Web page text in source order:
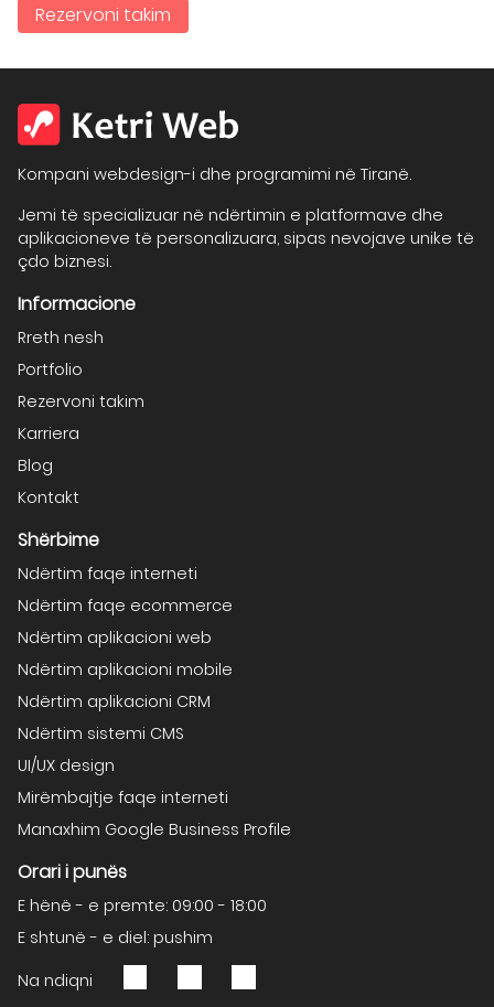
Rezervoni takim
Kompani webdesign-i dhe programimi në Tiranë.
Jemi të specializuar në ndërtimin e platformave dhe
aplikacioneve të personalizuara, sipas nevojave unike të
çdo biznesi.
Informacione
Rreth nesh
Portfolio
Rezervoni takim
Karriera
Blog
Kontakt
Shërbime
Ndërtim faqe interneti
Ndërtim faqe ecommerce
Ndërtim aplikacioni web
Ndërtim aplikacioni mobile
Ndërtim aplikacioni CRM
Ndërtim sistemi CMS
UI/UX design
Mirëmbajtje faqe interneti
Manaxhim Google Business Profile
Orari i punës
E hënë - e premte: 09:00 - 18:00
E shtunë - e diel: pushim
Na ndiqni